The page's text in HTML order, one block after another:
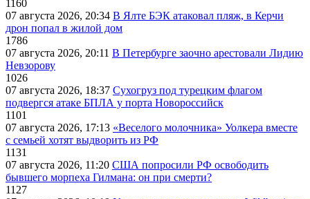
1160
07 августа 2026, 20:34 В Ялте БЭК атаковал пляж, в Керчи
дрон попал в жилой дом
1786
07 августа 2026, 20:11 В Петербурге заочно арестовали Лидию
Невзорову
1026
07 августа 2026, 18:37 Сухогруз под турецким флагом
подвергся атаке БПЛА у порта Новороссийск
1101
07 августа 2026, 17:13 «Веселого молочника» Уолкера вместе
с семьей хотят выдворить из РФ
1131
07 августа 2026, 11:20 США попросили РФ освободить
бывшего морпеха Гилмана: он при смерти?
1127